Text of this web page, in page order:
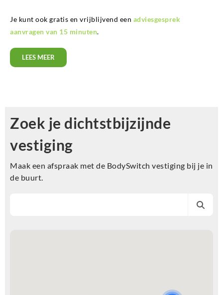
Je kunt ook gratis en vrijblijvend een adviesgesprek
aanvragen van 15 minuten.
LEES MEER
Zoek je dichtstbijzijnde
vestiging
Maak een afspraak met de BodySwitch vestiging bij je in
de buurt.